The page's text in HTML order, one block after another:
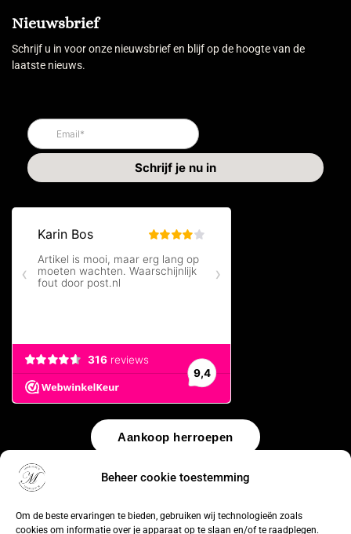
Beheer cookie toestemming
Om de beste ervaringen te bieden, gebruiken wij technologieën zoals
cookies om informatie over je apparaat op te slaan en/of te raadplegen.
Nieuwsbrief
Schrijf u in voor onze nieuwsbrief en blijf op de hoogte van de
laatste nieuws.
Aankoop herroepen
© 2026 by WebUnlimited–Algemene voorwaarden